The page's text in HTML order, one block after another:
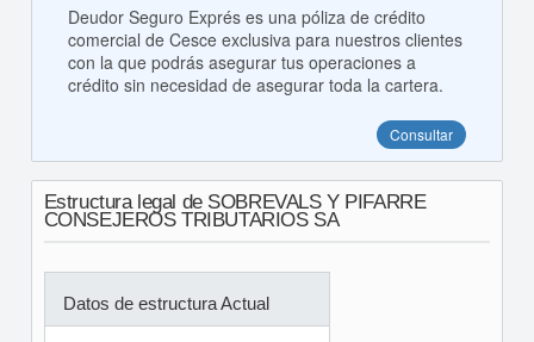
Deudor Seguro Exprés es una póliza de crédito
comercial de Cesce exclusiva para nuestros clientes
con la que podrás asegurar tus operaciones a
crédito sin necesidad de asegurar toda la cartera.
Consultar
Estructura legal de SOBREVALS Y PIFARRE
CONSEJEROS TRIBUTARIOS SA
Datos de estructura Actual